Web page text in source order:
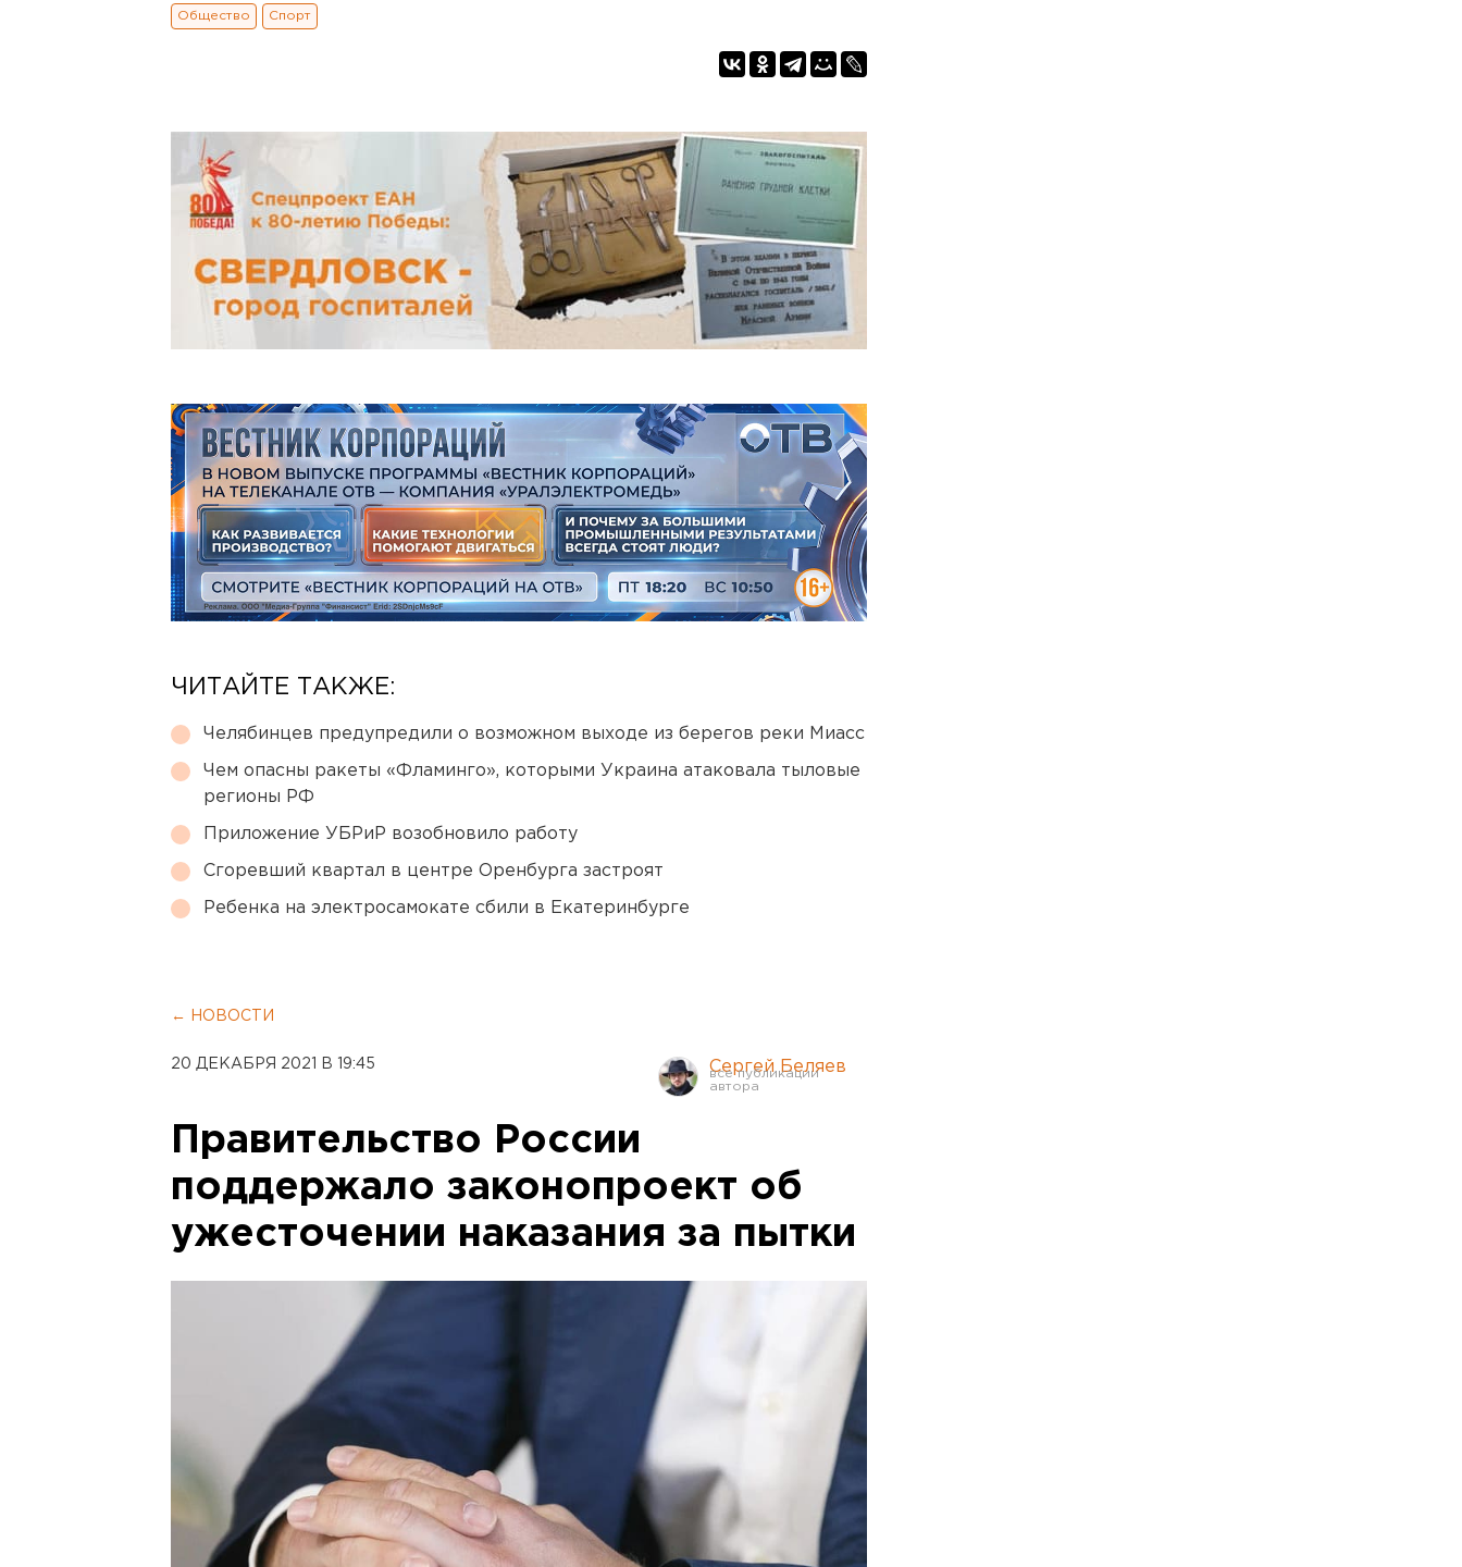
Общество Спорт
ЧИТАЙТЕ ТАКЖЕ:
Челябинцев предупредили о возможном выходе из берегов реки Миасс
Чем опасны ракеты «Фламинго», которыми Украина атаковала тыловые
регионы РФ
Приложение УБРиР возобновило работу
Сгоревший квартал в центре Оренбурга застроят
Ребенка на электросамокате сбили в Екатеринбурге
← НОВОСТИ
20 ДЕКАБРЯ 2021 В 19:45 Сергей Беляев
Правительство России
поддержало законопроект об
ужесточении наказания за пытки